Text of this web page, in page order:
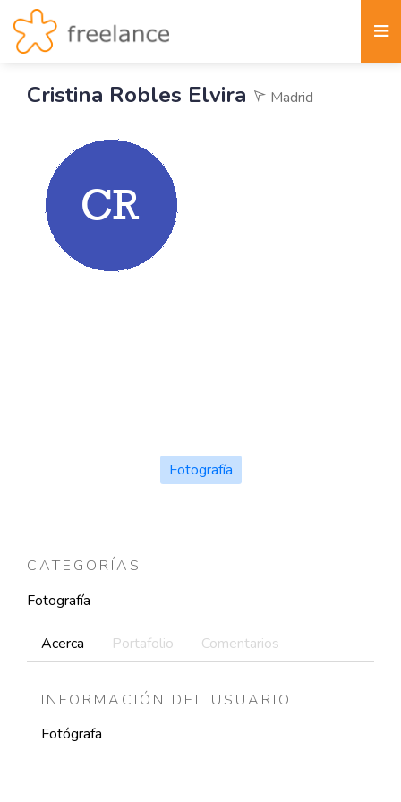
Cristina Robles Elvira Madrid
Fotografía
CATEGORÍAS
Fotografía
Acerca Portafolio Comentarios
INFORMACIÓN DEL USUARIO
Fotógrafa